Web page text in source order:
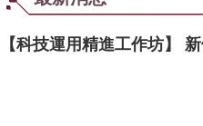
【科技運⽤精進⼯作坊】